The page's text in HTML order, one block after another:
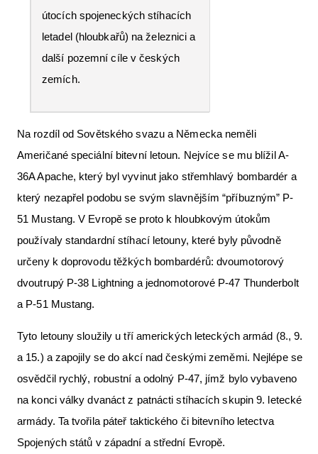
útocích spojeneckých stíhacích
letadel (hloubkařů) na železnici a
další pozemní cíle v českých
zemích.
Na rozdíl od Sovětského svazu a Německa neměli
Američané speciální bitevní letoun. Nejvíce se mu blížil A-
36A Apache, který byl vyvinut jako střemhlavý bombardér a
který nezapřel podobu se svým slavnějším “příbuzným” P-
51 Mustang. V Evropě se proto k hloubkovým útokům
používaly standardní stíhací letouny, které byly původně
určeny k doprovodu těžkých bombardérů: dvoumotorový
dvoutrupý P-38 Lightning a jednomotorové P-47 Thunderbolt
a P-51 Mustang.
Tyto letouny sloužily u tří amerických leteckých armád (8., 9.
a 15.) a zapojily se do akcí nad českými zeměmi. Nejlépe se
osvědčil rychlý, robustní a odolný P-47, jímž bylo vybaveno
na konci války dvanáct z patnácti stíhacích skupin 9. letecké
armády. Ta tvořila páteř taktického či bitevního letectva
Spojených států v západní a střední Evropě.